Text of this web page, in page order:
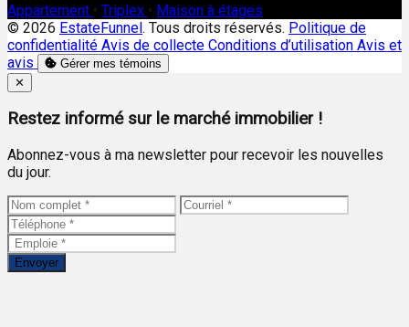
Appartement
Triplex
Maison à étages
© 2026 EstateFunnel. Tous droits réservés. Politique de
confidentialité Avis de collecte Conditions d’utilisation Avis et
avis
Gérer mes témoins
Close
✕
Restez informé sur le marché immobilier !
Abonnez-vous à ma newsletter pour recevoir les nouvelles
du jour.
Envoyer